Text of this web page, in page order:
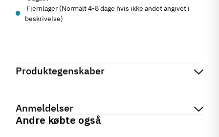
Fjernlager (Normalt 4-8 dage hvis ikke andet angivet i
beskrivelse)
Produktegenskaber
På lager0 Enhed
Produktinformation
Anmeldelser
Andre købte også